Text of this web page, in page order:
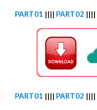
PART01 |||| PART02 ||||
PART01 |||| PART02 ||||